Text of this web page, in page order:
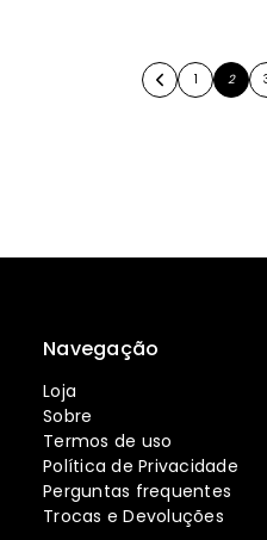
1 2
Navegação
Loja
Sobre
Termos de uso
Política de Privacidade
Perguntas frequentes
Trocas e Devoluções